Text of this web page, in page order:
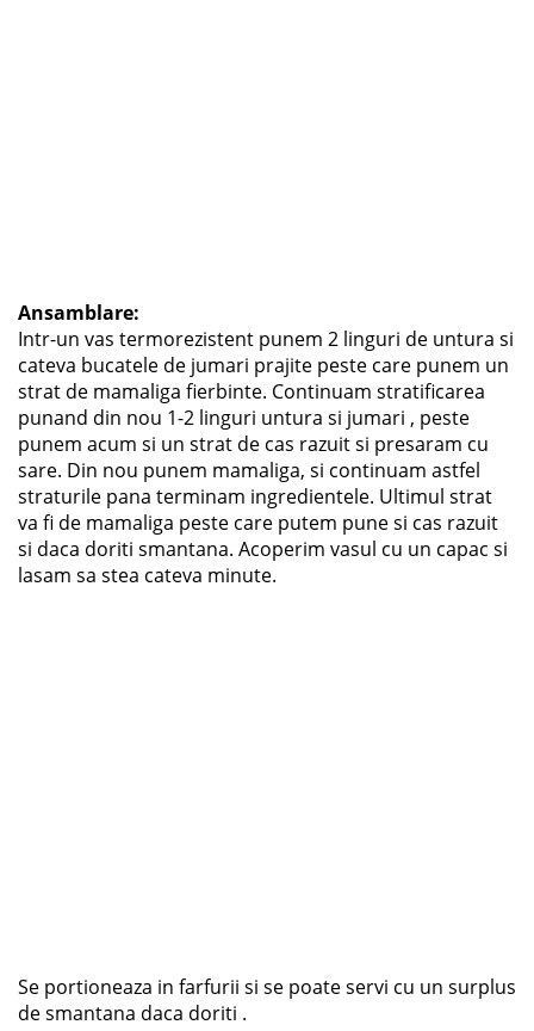
Ansamblare:
Intr-un vas termorezistent punem 2 linguri de untura si
cateva bucatele de jumari prajite peste care punem un
strat de mamaliga fierbinte. Continuam stratificarea
punand din nou 1-2 linguri untura si jumari , peste
punem acum si un strat de cas razuit si presaram cu
sare. Din nou punem mamaliga, si continuam astfel
straturile pana terminam ingredientele. Ultimul strat
va fi de mamaliga peste care putem pune si cas razuit
si daca doriti smantana. Acoperim vasul cu un capac si
lasam sa stea cateva minute.
Se portioneaza in farfurii si se poate servi cu un surplus
de smantana daca doriti .